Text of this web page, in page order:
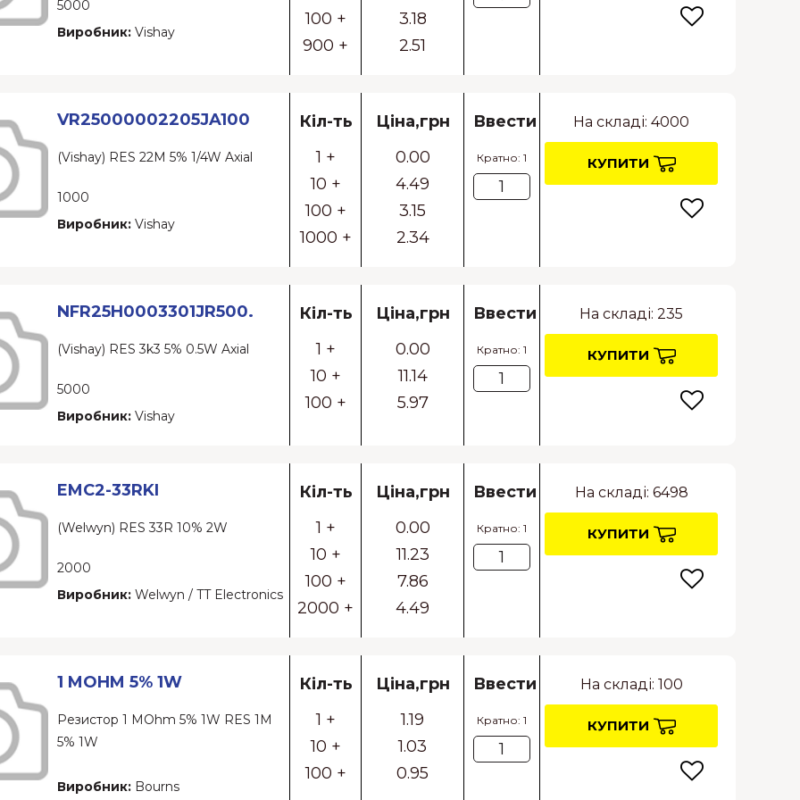
5000
Виробник: Vishay
100 +
900 +
3.18
2.51
VR25000002205JA100
(Vishay) RES 22M 5% 1/4W Axial
1000
Виробник: Vishay
Кіл-ть
1 +
10 +
100 +
1000 +
Ціна,грн
0.00
4.49
3.15
2.34
Ввести
Кратно: 1
На складі: 4000
КУПИТИ
NFR25H0003301JR500.
(Vishay) RES 3k3 5% 0.5W Axial
5000
Виробник: Vishay
Кіл-ть
1 +
10 +
100 +
Ціна,грн
0.00
11.14
5.97
Ввести
Кратно: 1
На складі: 235
КУПИТИ
EMC2-33RKI
(Welwyn) RES 33R 10% 2W
2000
Виробник: Welwyn / TT Electronics
Кіл-ть
1 +
10 +
100 +
2000 +
Ціна,грн
0.00
11.23
7.86
4.49
Ввести
Кратно: 1
На складі: 6498
КУПИТИ
1 MOHM 5% 1W
Резистор 1 MOhm 5% 1W RES 1M
5% 1W
Виробник: Bourns
Кіл-ть
1 +
10 +
100 +
Ціна,грн
1.19
1.03
0.95
Ввести
Кратно: 1
На складі: 100
КУПИТИ